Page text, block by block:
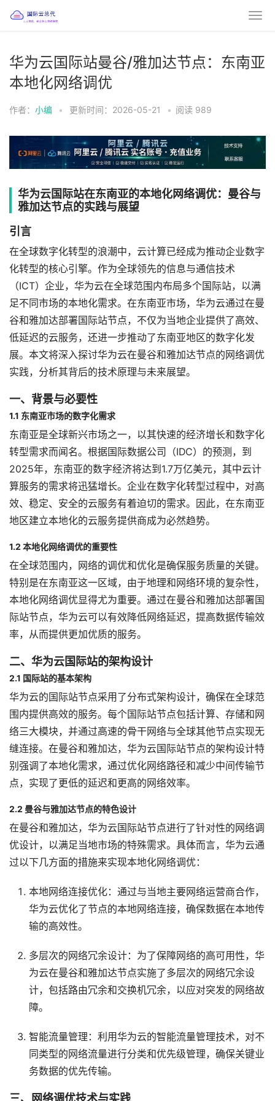
华为云国际站曼谷/雅加达节点：东南亚
本地化网络调优
作者： 小编 • 更新时间：2026-05-21 • 阅读 989
华为云国际站在东南亚的本地化网络调优：曼谷与
雅加达节点的实践与展望
引言
在全球数字化转型的浪潮中，云计算已经成为推动企业数字
化转型的核心引擎。作为全球领先的信息与通信技术
（ICT）企业，华为云在全球范围内布局多个国际站，以满
足不同市场的本地化需求。在东南亚市场，华为云通过在曼
谷和雅加达部署国际站节点，不仅为当地企业提供了高效、
低延迟的云服务，还进一步推动了东南亚地区的数字化发
展。本文将深入探讨华为云在曼谷和雅加达节点的网络调优
实践，分析其背后的技术原理与未来展望。
一、背景与必要性
1.1 东南亚市场的数字化需求
东南亚是全球新兴市场之一，以其快速的经济增长和数字化
转型需求而闻名。根据国际数据公司（IDC）的预测，到
2025年，东南亚的数字经济将达到1.7万亿美元，其中云计
算服务的需求将迅猛增长。企业在数字化转型过程中，对高
效、稳定、安全的云服务有着迫切的需求。因此，在东南亚
地区建立本地化的云服务提供商成为必然趋势。
1.2 本地化网络调优的重要性
在全球范围内，网络的调优和优化是确保服务质量的关键。
特别是在东南亚这一区域，由于地理和网络环境的复杂性，
本地化网络调优显得尤为重要。通过在曼谷和雅加达部署国
际站节点，华为云可以有效降低网络延迟，提高数据传输效
率，从而提供更加优质的服务。
二、华为云国际站的架构设计
2.1 国际站的基本架构
华为云的国际站节点采用了分布式架构设计，确保在全球范
围内提供高效的服务。每个国际站节点包括计算、存储和网
络三大模块，并通过高速的骨干网络与全球其他节点实现无
缝连接。在曼谷和雅加达，华为云国际站节点的架构设计特
别强调了本地化需求，通过优化网络路径和减少中间传输节
点，实现了更低的延迟和更高的网络效率。
2.2 曼谷与雅加达节点的特色设计
在曼谷和雅加达，华为云国际站节点进行了针对性的网络调
优设计，以满足当地市场的特殊需求。具体而言，华为云通
过以下几方面的措施来实现本地化网络调优：
本地网络连接优化：通过与当地主要网络运营商合作，
华为云优化了节点的本地网络连接，确保数据在本地传
输的高效性。
多层次的网络冗余设计：为了保障网络的高可用性，华
为云在曼谷和雅加达节点实施了多层次的网络冗余设
计，包括路由冗余和交换机冗余，以应对突发的网络故
障。
智能流量管理：利用华为云的智能流量管理技术，对不
同类型的网络流量进行分类和优先级管理，确保关键业
务数据的优先传输。
三、网络调优技术与实践